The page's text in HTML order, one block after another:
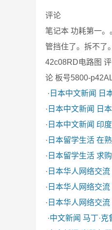
评论
笔记本 功耗第一
管挡住了。拆不了
42c08RD电路图
论 板号5800-
· 日本中文新闻
日
· 日本中文新闻
日
· 日本中文新闻 印
· 日本留学生活 在
· 日本留学生活 求
· 日本华人网络交流
· 日本华人网络交流
· 日本华人网络交流
·中文新闻 马丁·